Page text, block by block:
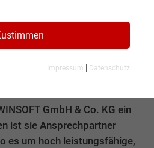
Tillenburg,
TWINSOFT GmbH &
GmbH & Co. KG ein
ist sie Ansprechpartner
es um hoch leistungsfähige,
Impressum | Datenschutz